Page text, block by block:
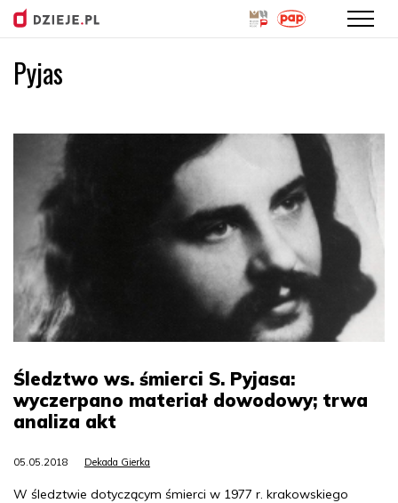
Pyjas
Śledztwo ws. śmierci S. Pyjasa:
wyczerpano materiał dowodowy; trwa
analiza akt
05.05.2018 Dekada Gierka
W śledztwie dotyczącym śmierci w 1977 r. krakowskiego